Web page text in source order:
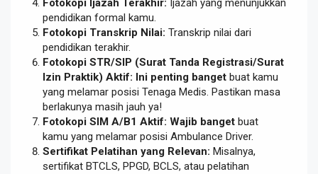
Fotokopi Ijazah Terakhir: Ijazah yang menunjukkan
pendidikan formal kamu.
Fotokopi Transkrip Nilai: Transkrip nilai dari
pendidikan terakhir.
Fotokopi STR/SIP (Surat Tanda Registrasi/Surat
Izin Praktik) Aktif: Ini penting banget buat kamu
yang melamar posisi Tenaga Medis. Pastikan masa
berlakunya masih jauh ya!
Fotokopi SIM A/B1 Aktif: Wajib banget buat
kamu yang melamar posisi Ambulance Driver.
Sertifikat Pelatihan yang Relevan: Misalnya,
sertifikat BTCLS, PPGD, BCLS, atau pelatihan